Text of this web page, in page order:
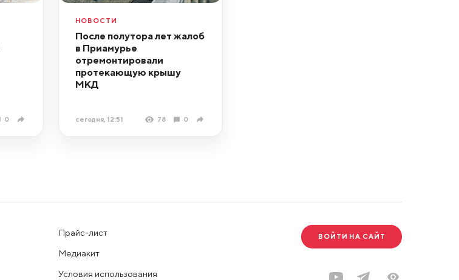
0
НОВОСТИ
После полутора лет жалоб
в Приамурье
отремонтировали
протекающую крышу
МКД
сегодня, 12:51 78 0
Прайс-лист
Медиакит
Условия использования
ВОЙТИ НА САЙТ